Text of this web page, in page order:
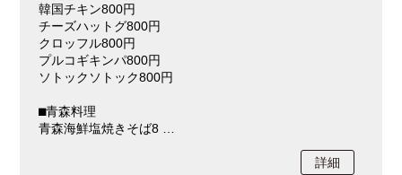
韓国チキン800円
チーズハットグ800円
クロッフル800円
プルコギキンパ800円
ソトックソトック800円
⬛︎青森料理
青森海鮮塩焼きそば8 …
詳細